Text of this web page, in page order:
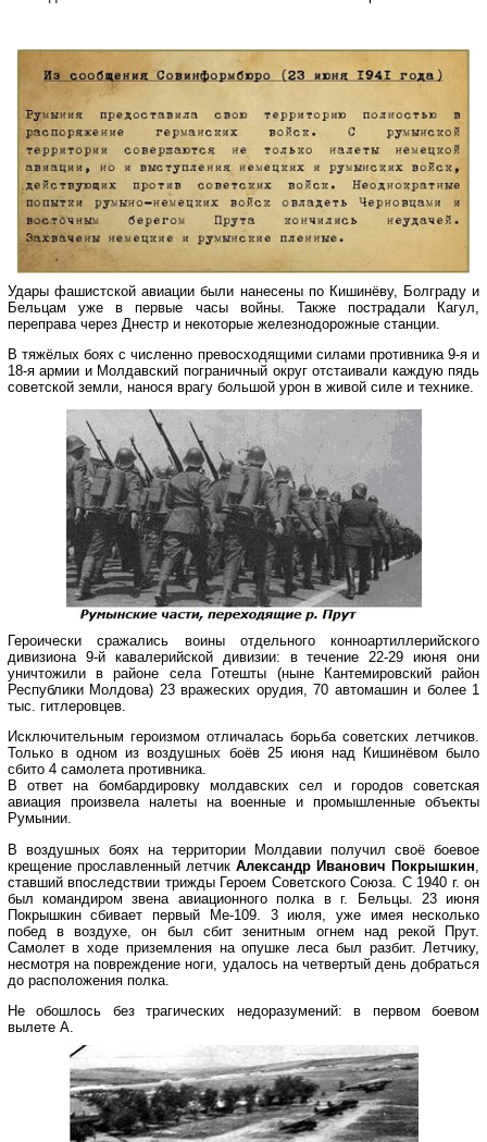
Удары фашистской авиации были нанесены по Кишинёву, Болграду и
Бельцам уже в первые часы войны. Также пострадали Кагул,
переправа через Днестр и некоторые железнодорожные станции.
В тяжёлых боях с численно превосходящими силами противника 9-я и
18-я армии и Молдавский пограничный округ отстаивали каждую пядь
советской земли, нанося врагу большой урон в живой силе и технике.
Героически сражались воины отдельного конноартиллерийского
дивизиона 9-й кавалерийской дивизии: в течение 22-29 июня они
уничтожили в районе села Готешты (ныне Кантемировский район
Республики Молдова) 23 вражеских орудия, 70 автомашин и более 1
тыс. гитлеровцев.
Исключительным героизмом отличалась борьба советских летчиков.
Только в одном из воздушных боёв 25 июня над Кишинёвом было
сбито 4 самолета противника.
В ответ на бомбардировку молдавских сел и городов советская
авиация произвела налеты на военные и промышленные объекты
Румынии.
В воздушных боях на территории Молдавии получил своё боевое
крещение прославленный летчикАлександр Иванович Покрышкин
ставший впоследствии трижды Героем Советского Союза. С 1940 г. он
был командиром звена авиационного полка в г. Бельцы. 23 июня
Покрышкин сбивает первый Ме-109. 3 июля, уже имея несколько
побед в воздухе, он был сбит зенитным огнем над рекой Прут.
Самолет в ходе приземления на опушке леса был разбит. Летчику,
несмотря на повреждение ноги, удалось на четвертый день добраться
до расположения полка.
Не обошлось без трагических недоразумений: в первом боевом
вылете А.